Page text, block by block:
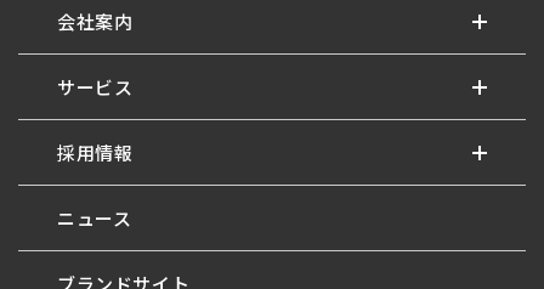
会社案内
サービス
採用情報
ニュース
ブランドサイト